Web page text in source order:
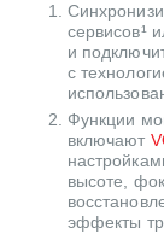
сервисов¹
и
с
Функции
включают
высоте,
эффекты